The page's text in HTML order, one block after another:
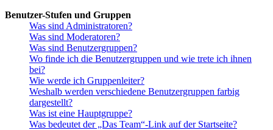
Benutzer-Stufen und Gruppen
Was sind Administratoren?
Was sind Moderatoren?
Was sind Benutzergruppen?
Wo finde ich die Benutzergruppen und wie trete ich ihnen
bei?
Wie werde ich Gruppenleiter?
Weshalb werden verschiedene Benutzergruppen farbig
dargestellt?
Was ist eine Hauptgruppe?
Was bedeutet der „Das Team“-Link auf der Startseite?